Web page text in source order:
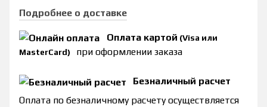
Подробнее о доставке
Оплата картой (Visa или
MasterCard)
при оформлении заказа
Безналичный расчет
Оплата по безналичному расчету осуществляется